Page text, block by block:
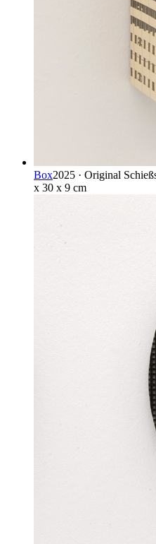
Box2025 · Original
x 30 x 9 cm